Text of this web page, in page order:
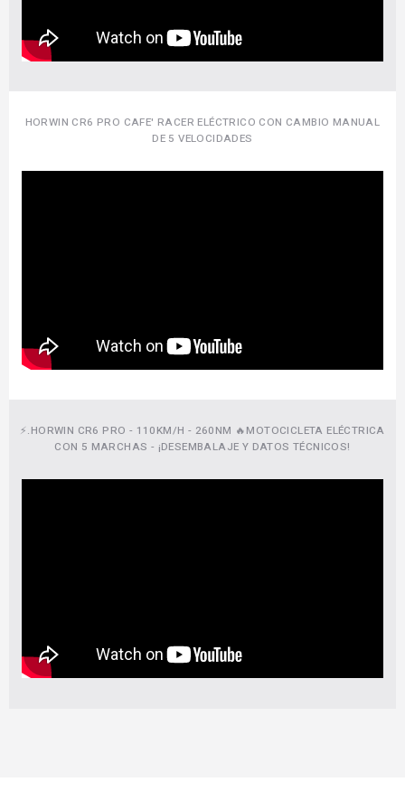
HORWIN CR6 PRO CAFE' RACER ELÉCTRICO CON CAMBIO MANUAL
DE 5 VELOCIDADES
⚡.HORWIN CR6 PRO - 110KM/H - 260NM 🔥MOTOCICLETA ELÉCTRICA
CON 5 MARCHAS - ¡DESEMBALAJE Y DATOS TÉCNICOS!